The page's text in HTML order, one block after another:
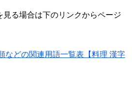
見る場合は下のリンクからページ
などの関連用語一覧表【料理 漢字